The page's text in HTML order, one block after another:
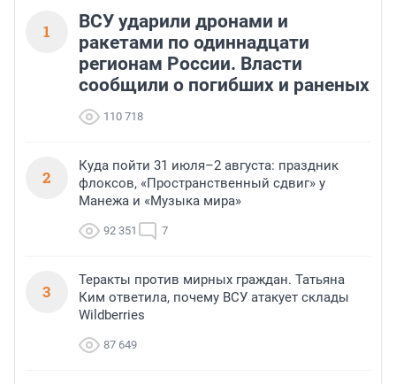
1
ВСУ ударили дронами и
ракетами по одиннадцати
регионам России. Власти
сообщили о погибших и раненых
110 718
2
Куда пойти 31 июля–2 августа: праздник
флоксов, «Пространственный сдвиг» у
Манежа и «Музыка мира»
92 351 7
3
Теракты против мирных граждан. Татьяна
Ким ответила, почему ВСУ атакует склады
Wildberries
87 649